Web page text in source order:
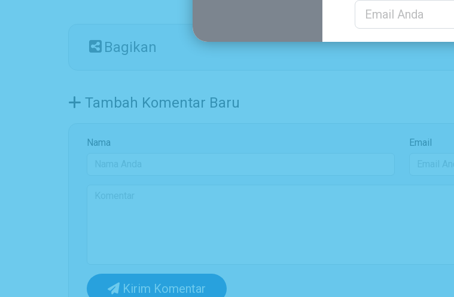
Bagikan
Tambah Komentar Baru
Nama Email
Kirim Komentar
Email Address